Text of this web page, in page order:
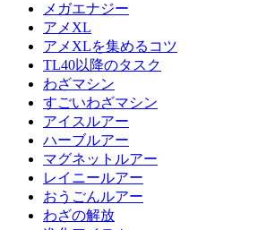
メガエナジー
アメXL
アメXLを集めるコツ
TL40以降のタスク
わざマシン
すごいわざマシン
アイスルアー
ハーブルアー
マグネットルアー
レイニールアー
おうごんルアー
わざの解放